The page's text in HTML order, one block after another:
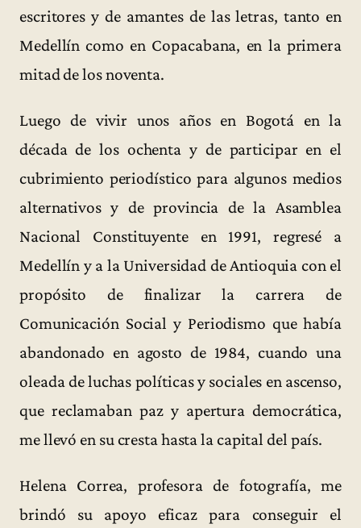
escritores y de amantes de las letras, tanto en
Medellín como en Copacabana, en la primera
mitad de los noventa.
Luego de vivir unos años en Bogotá en la
década de los ochenta y de participar en el
cubrimiento periodístico para algunos medios
alternativos y de provincia de la Asamblea
Nacional Constituyente en 1991, regresé a
Medellín y a la Universidad de Antioquia con el
propósito de finalizar la carrera de
Comunicación Social y Periodismo que había
abandonado en agosto de 1984, cuando una
oleada de luchas políticas y sociales en ascenso,
que reclamaban paz y apertura democrática,
me llevó en su cresta hasta la capital del país.
Helena Correa, profesora de fotografía, me
brindó su apoyo eficaz para conseguir el